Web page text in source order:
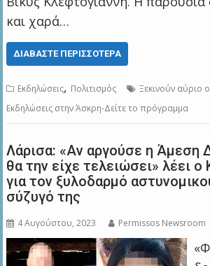
και χαρά…
ΔΙΑΒΆΣΤΕ ΠΕΡΙΣΣΌΤΕΡΑ
Εκδηλώσεις, Πολιτισμός
Ξεκινούν αύριο
Εκδηλώσεις στην Άσκρη-Δείτε το πρόγραμμα
Λάρισα: «Αν αργούσε η Άμεση
θα την είχε τελειώσει» λέει ο
για τον ξυλοδαρμό
σύζυγό της
4 Αυγούστου, 2023 Permissos Newsroom